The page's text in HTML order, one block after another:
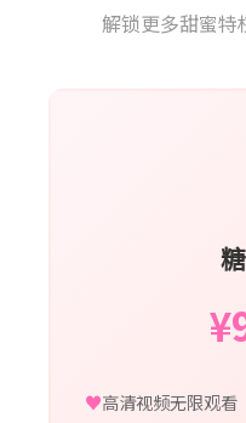
解锁更多甜蜜特
高清视频无限观看